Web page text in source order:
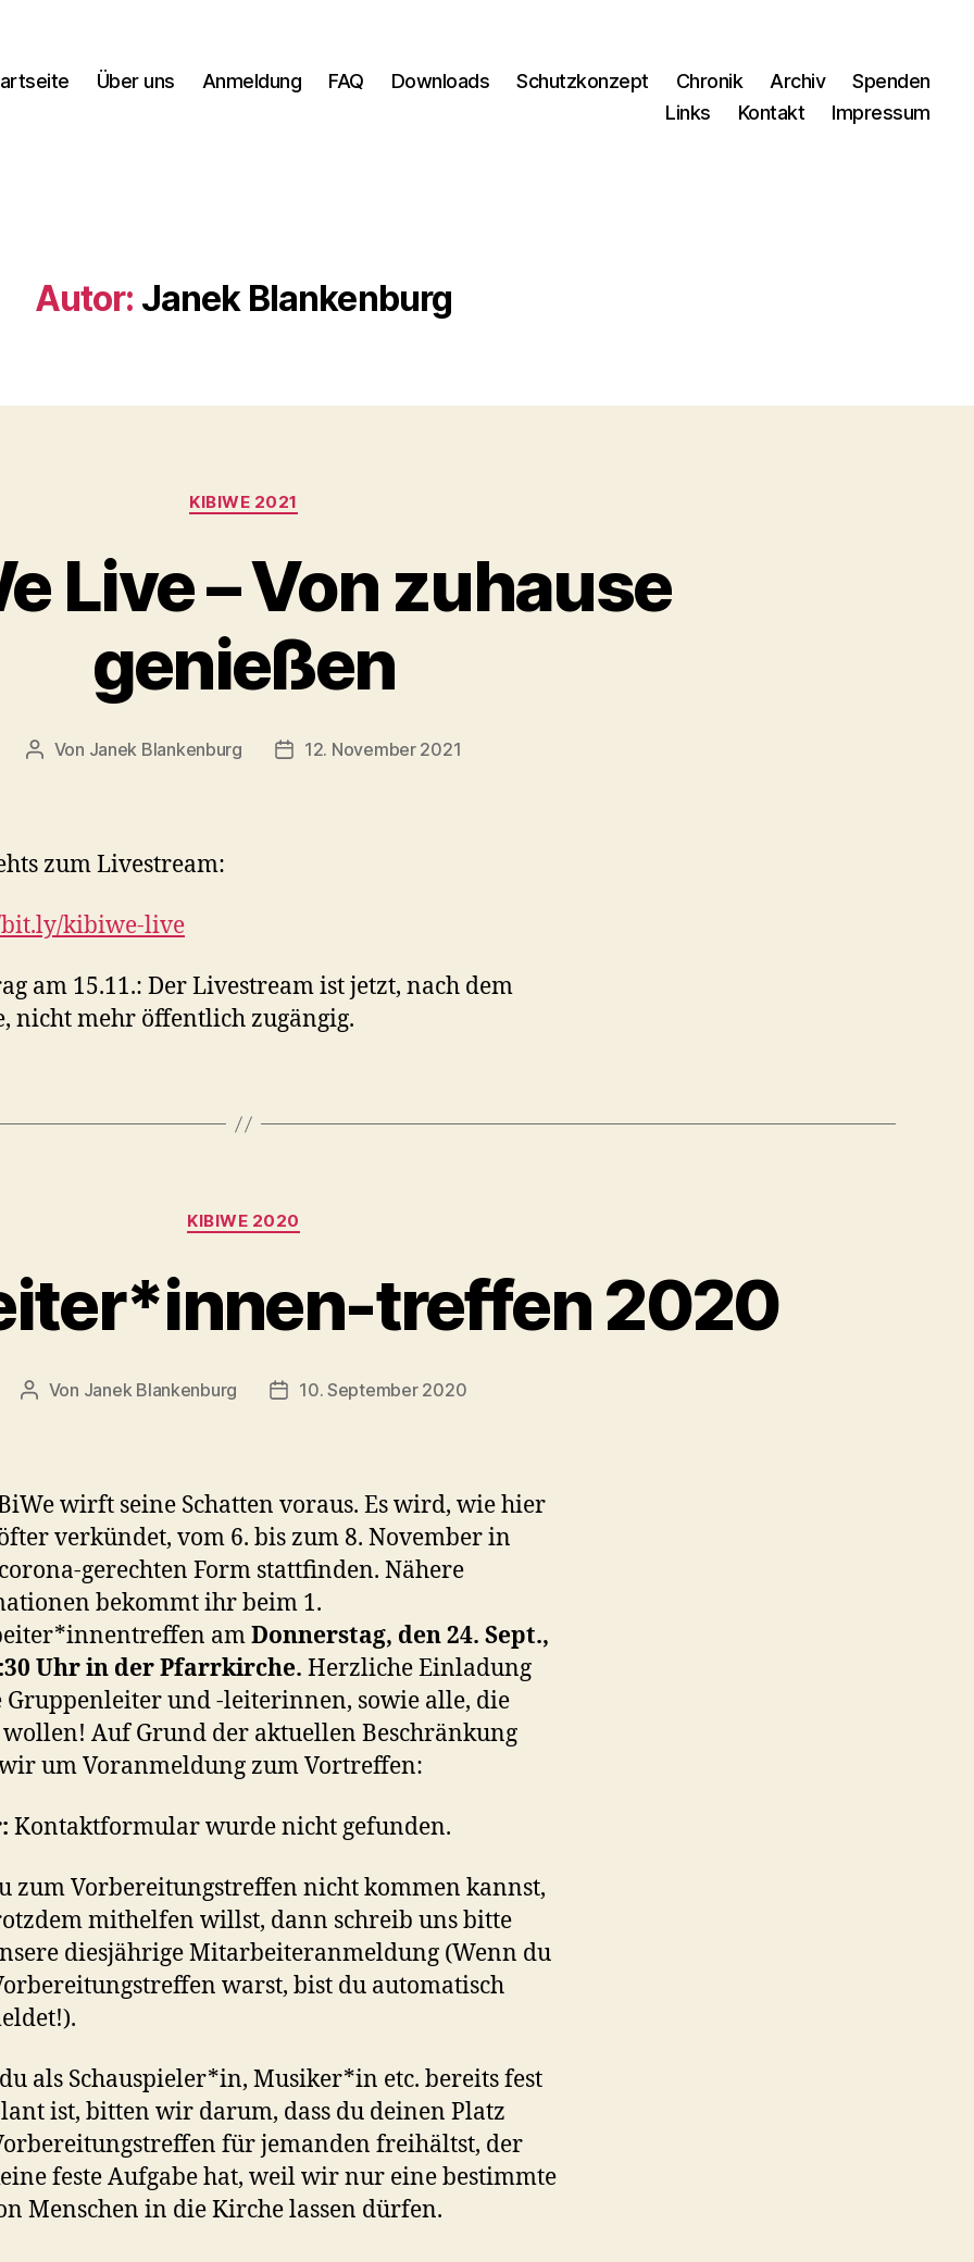
Über uns Anmeldung FAQ Downloads Schutzkonzept Chronik Archiv
Spenden
Links
Kontakt Impressum
Autor: Janek Blankenburg
Kategorien
KIBIWE 2021
Live – Von zuhause
genießen
Beitragsautor
Von Janek Blankenburg Veröffentlichungsdatum
12. November 2021
zum Livestream:
kibiwe-live
am 15.11.: Der Livestream ist jetzt, nach dem
nicht mehr öffentlich zugängig.
Kategorien
KIBIWE 2020
treffen 2020
Beitragsautor
Von Janek Blankenburg Veröffentlichungsdatum
10. September 2020
wirft seine Schatten voraus. Es wird, wie hier
verkündet, vom 6. bis zum 8. November in
gerechten Form stattfinden. Nähere
bekommt ihr beim 1.
amDonnerstag, den 24. Sept.,
Uhr in der Pfarrkirche. Herzliche Einladung
Gruppenleiter und -leiterinnen, sowie alle, die
Auf Grund der aktuellen Beschränkung
um Voranmeldung zum Vortreffen:
Kontaktformular wurde nicht gefunden.
zum Vorbereitungstreffen nicht kommen kannst,
mithelfen willst, dann schreib uns bitte
diesjährige Mitarbeiteranmeldung (Wenn du
warst, bist du automatisch
als Schauspieler*in, Musiker*in etc. bereits fest
ist, bitten wir darum, dass du deinen Platz
für jemanden freihältst, der
feste Aufgabe hat, weil wir nur eine bestimmte
Menschen in die Kirche lassen dürfen.